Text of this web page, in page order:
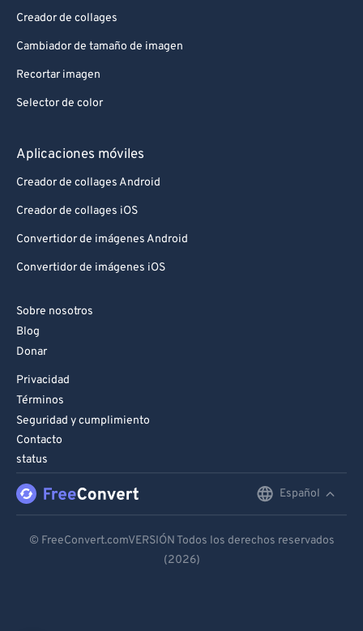
Creador de collages
Cambiador de tamaño de imagen
Recortar imagen
Selector de color
Aplicaciones móviles
Creador de collages Android
Creador de collages iOS
Convertidor de imágenes Android
Convertidor de imágenes iOS
Sobre nosotros
Blog
Donar
Privacidad
Términos
Seguridad y cumplimiento
Contacto
status
Español
Español
© FreeConvert.comVERSIÓN Todos los derechos reservados
(2026)